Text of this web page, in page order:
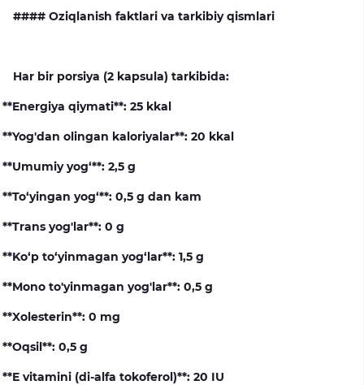
#### Oziqlanish faktlari va tarkibiy qismlari
Har bir porsiya (2 kapsula) tarkibida:
**Energiya qiymati**: 25 kkal
**Yog'dan olingan kaloriyalar**: 20 kkal
**Umumiy yog‘**: 2,5 g
**To‘yingan yog‘**: 0,5 g dan kam
**Trans yog'lar**: 0 g
**Ko‘p to‘yinmagan yog‘lar**: 1,5 g
**Mono to'yinmagan yog'lar**: 0,5 g
**Xolesterin**: 0 mg
**Oqsil**: 0,5 g
**E vitamini (di-alfa tokoferol)**: 20 IU